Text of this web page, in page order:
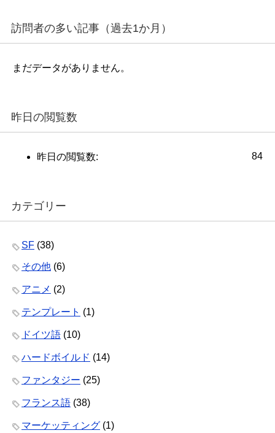
訪問者の多い記事（過去1か月）
まだデータがありません。
昨日の閲覧数
84
昨日の閲覧数:
カテゴリー
SF (38)
その他 (6)
アニメ (2)
テンプレート (1)
ドイツ語 (10)
ハードボイルド (14)
ファンタジー (25)
フランス語 (38)
マーケッティング (1)